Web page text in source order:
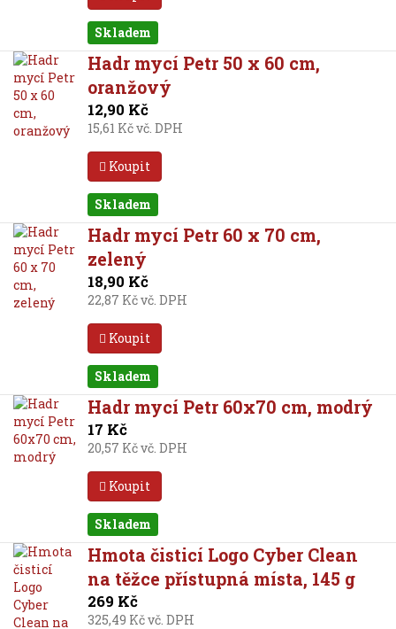
Skladem
Hadr mycí Petr 50 x 60 cm,
oranžový
12,90 Kč
15,61 Kč vč. DPH
Koupit
Skladem
Hadr mycí Petr 60 x 70 cm,
zelený
18,90 Kč
22,87 Kč vč. DPH
Koupit
Skladem
Hadr mycí Petr 60x70 cm, modrý
17 Kč
20,57 Kč vč. DPH
Koupit
Skladem
Hmota čisticí Logo Cyber Clean
na těžce přístupná místa, 145 g
269 Kč
325,49 Kč vč. DPH